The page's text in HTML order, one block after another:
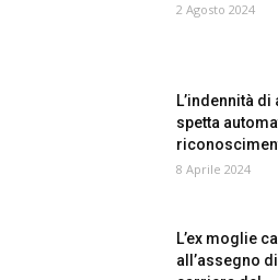
2 Agosto 2024
L’indennità
spetta
8 Aprile 2024
L’ex moglie
all’assegno